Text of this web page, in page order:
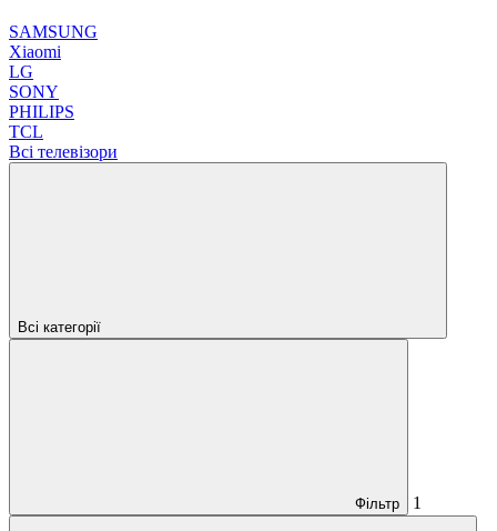
SAMSUNG
Xiaomi
LG
SONY
PHILIPS
TCL
Всі телевізори
Всі категорії
Фільтр 1